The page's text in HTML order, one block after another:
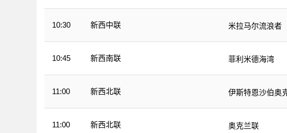
10:30 新西中联 米拉马尔流浪者
10:45 新西南联 菲利米德海湾
11:00 新西北联 伊斯特恩沙伯奥
11:00 新西北联 奥克兰联